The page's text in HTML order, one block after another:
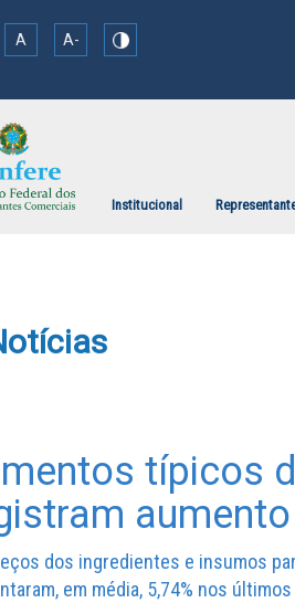
A A-
Institucional
típicos
dos ingredientes e insumos
em média, 5,74% nos